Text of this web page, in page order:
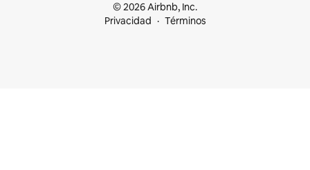
© 2026 Airbnb, Inc.
Privacidad
Términos